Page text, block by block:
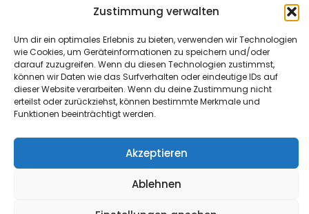
Zustimmung verwalten
Um dir ein optimales Erlebnis zu bieten, verwenden wir Technologien
wie Cookies, um Geräteinformationen zu speichern und/oder
darauf zuzugreifen. Wenn du diesen Technologien zustimmst,
können wir Daten wie das Surfverhalten oder eindeutige IDs auf
dieser Website verarbeiten. Wenn du deine Zustimmung nicht
erteilst oder zurückziehst, können bestimmte Merkmale und
Funktionen beeinträchtigt werden.
Akzeptieren
Ablehnen
Made with ♥ by HLT GmbH & Co. KG